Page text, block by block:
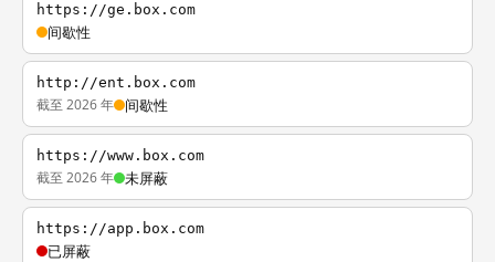
https://ge.box.com
间歇性
http://ent.box.com
截至 2026 年 间歇性
https://www.box.com
截至 2026 年 未屏蔽
https://app.box.com
已屏蔽